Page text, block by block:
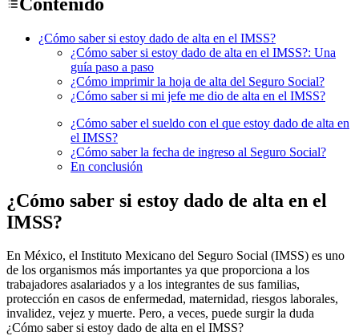
¿Cómo saber si estoy dado de alta en el IMSS?
¿Cómo saber si estoy dado de alta en el IMSS?: Una
guía paso a paso
¿Cómo imprimir la hoja de alta del Seguro Social?
¿Cómo saber si mi jefe me dio de alta en el IMSS?
¿Cómo saber el sueldo con el que estoy dado de alta en
el IMSS?
¿Cómo saber la fecha de ingreso al Seguro Social?
En conclusión
¿Cómo saber si estoy dado de alta en el
IMSS?
En México, el Instituto Mexicano del Seguro Social (IMSS) es uno
de los organismos más importantes ya que proporciona a los
trabajadores asalariados y a los integrantes de sus familias,
protección en casos de enfermedad, maternidad, riesgos laborales,
invalidez, vejez y muerte. Pero, a veces, puede surgir la duda
¿Cómo saber si estoy dado de alta en el IMSS?